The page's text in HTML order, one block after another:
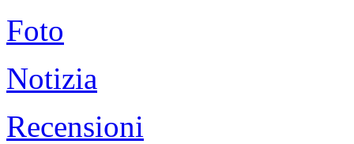
Foto
Notizia
Recensioni